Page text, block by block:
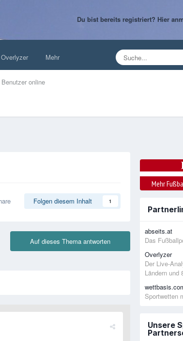
Du bist bereits registriert? Hier
Benutzer online
Overlyzer Mehr
Folgen diesem Inhalt 1
Auf dieses Thema antworten
Mehr
abseits.at
Das
Overlyzer
Der Live-
Ländern und
Sportwetten
Unsere